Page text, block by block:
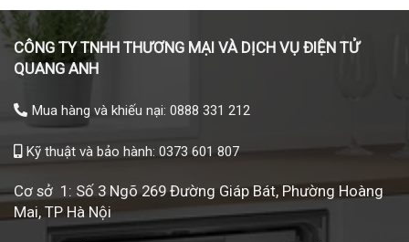
CÔNG TY TNHH THƯƠNG MẠI VÀ DỊCH VỤ ĐIỆN TỬ
QUANG ANH
Mua hàng và khiếu nại: 0888 331 212
Kỹ thuật và bảo hành: 0373 601 807
Cơ sở 1: Số 3 Ngõ 269 Đường Giáp Bát, Phường Hoàng
Mai, TP Hà Nội